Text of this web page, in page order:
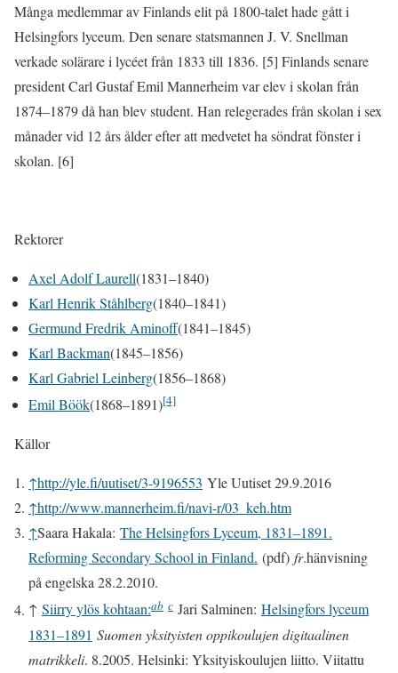
Många medlemmar av Finlands elit på 1800-talet hade gått i
Helsingfors lyceum. Den senare statsmannen J. V. Snellman
verkade solärare i lycéet från 1833 till 1836. [5] Finlands senare
president Carl Gustaf Emil Mannerheim var elev i skolan från
1874–1879 då han blev student. Han relegerades från skolan i sex
månader vid 12 års ålder efter att medvetet ha söndrat fönster i
skolan. [6]
Rektorer
Axel Adolf Laurell(1831–1840)
Karl Henrik Ståhlberg(1840–1841)
Germund Fredrik Aminoff(1841–1845)
Karl Backman(1845–1856)
Karl Gabriel Leinberg(1856–1868)
Emil Böök(1868–1891)[4]
Källor
↑http://yle.fi/uutiset/3-9196553 Yle Uutiset 29.9.2016
↑http://www.mannerheim.fi/navi-r/03_keh.htm
↑Saara Hakala: The Helsingfors Lyceum, 1831–1891.
Reforming Secondary School in Finland. (pdf) fr.hänvisning
på engelska 28.2.2010.
↑ Siirry ylös kohtaan:ab c Jari Salminen: Helsingfors lyceum
1831–1891 Suomen yksityisten oppikoulujen digitaalinen
matrikkeli. 8.2005. Helsinki: Yksityiskoulujen liitto. Viitattu